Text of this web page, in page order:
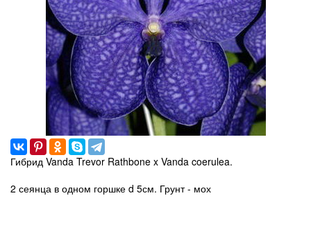
Гибрид Vanda Trevor Rathbone x Vanda coerulea.
2 сеянца в одном горшке d 5см. Грунт - мох